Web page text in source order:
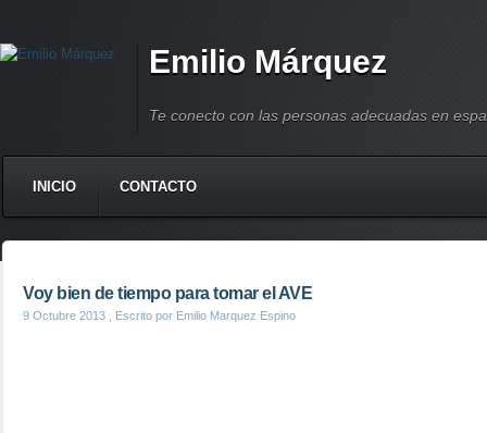
Emilio Márquez
Te conecto con las personas adecuadas en
INICIO CONTACTO
Voy bien de tiempo para tomar el AVE
9 Octubre 2013 , Escrito por Emilio Marquez Espino